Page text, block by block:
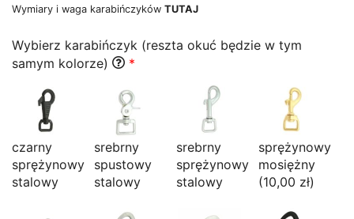
Wymiary i waga karabińczyków TUTAJ
Wybierz karabińczyk (reszta okuć będzie w tym
samym kolorze)
*
czarny
sprężynowy
stalowy
srebrny
spustowy
stalowy
srebrny
sprężynowy
stalowy
sprężynowy
mosiężny
(10,00 zł)